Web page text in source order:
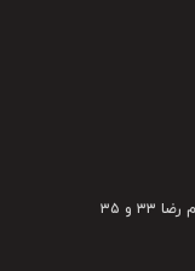
و ۳۵